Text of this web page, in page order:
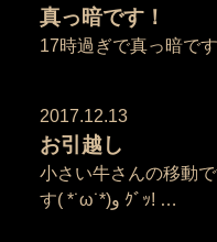
真っ暗です！
17時過ぎで真っ暗で
2017.12.13
お引越し
小さい牛さんの移動
す( *˙ω˙*)و ｸﾞｯ! …